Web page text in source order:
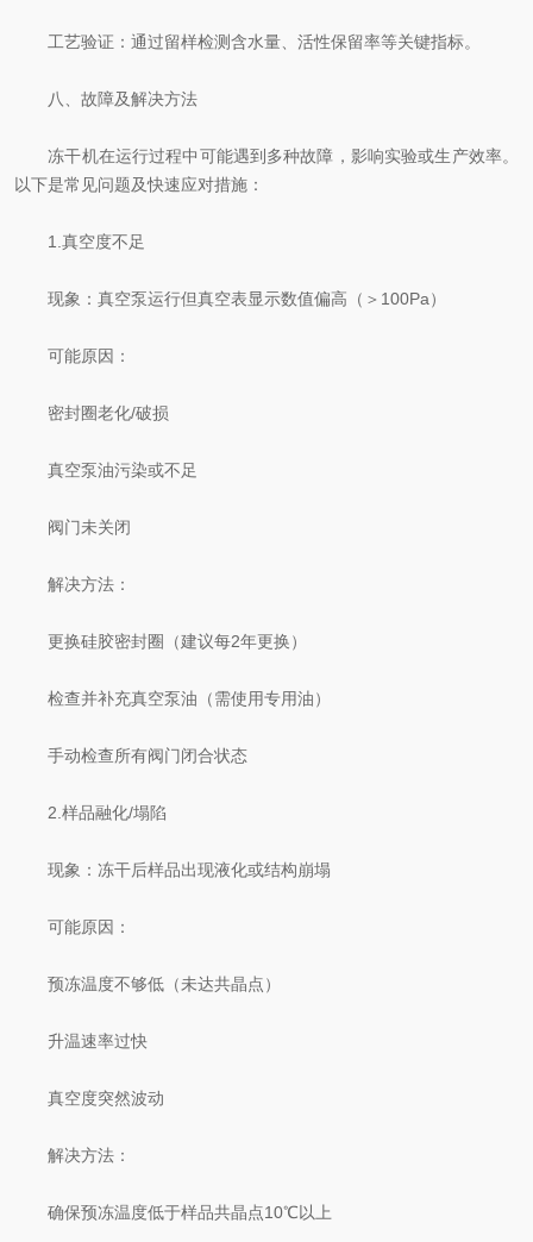
​工艺验证：通过留样检测含水量、活性保留率等关键指标。
八、故障及解决方法
冻干机在运行过程中可能遇到多种故障，影响实验或生产效率。
以下是常见问题及快速应对措施：
​​1.真空度不足​​
​​现象​​：真空泵运行但真空表显示数值偏高（＞100Pa）
​​可能原因​​：
密封圈老化/破损
真空泵油污染或不足
阀门未关闭
​​解决方法​​：
更换硅胶密封圈（建议每2年更换）
检查并补充真空泵油（需使用专用油）
手动检查所有阀门闭合状态
​​2.样品融化/塌陷​​
​​现象​​：冻干后样品出现液化或结构崩塌
​​可能原因​​：
预冻温度不够低（未达共晶点）
升温速率过快
真空度突然波动
​​解决方法​​：
确保预冻温度低于样品共晶点10℃以上